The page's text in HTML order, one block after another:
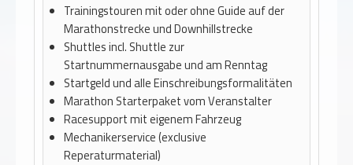
Trainingstouren mit oder ohne Guide auf der
Marathonstrecke und Downhillstrecke
Shuttles incl. Shuttle zur
Startnummernausgabe und am Renntag
Startgeld und alle Einschreibungsformalitäten
Marathon Starterpaket vom Veranstalter
Racesupport mit eigenem Fahrzeug
Mechanikerservice (exclusive
Reperaturmaterial)